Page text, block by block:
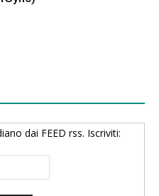
dai FEED rss. Iscriviti: